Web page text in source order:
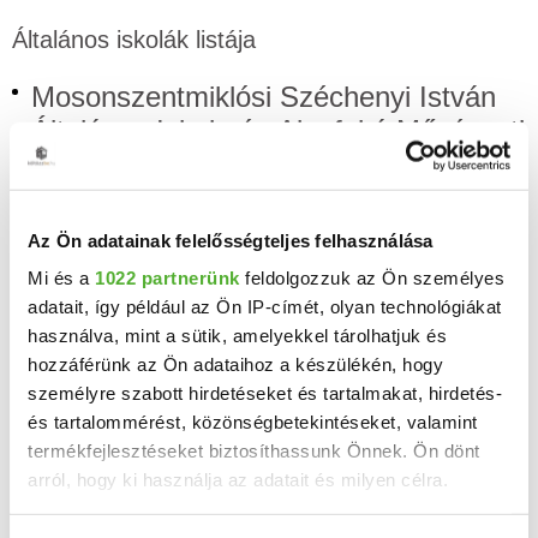
Az Ön adatainak felelősségteljes felhasználása
Mi és a 1022 partnerünk feldolgozzuk az Ön személyes
adatait, így például az Ön IP-címét, olyan technológiákat
használva, mint a sütik, amelyekkel tárolhatjuk és
hozzáférünk az Ön adataihoz a készülékén, hogy
személyre szabott hirdetéseket és tartalmakat, hirdetés-
és tartalommérést, közönségbetekintéseket, valamint
termékfejlesztéseket biztosíthassunk Önnek. Ön dönt
arról, hogy ki használja az adatait és milyen célra.
Általános iskolák listája
Mosonszentmiklósi Széchenyi István
Általános Iskola és Alapfokú Művészeti
Iskola
Demográfiai adatok
Mosonszentmiklós településen 1 152 férfi és 1 227 nő lakott
2011-ben, tehát összességében 2 379. 10 évvel korábban
még 2 507, azelőtt 10 évvel pedig 2 494 lakos élt a
településen. Mosonszentmiklós 2 379 lakosából 960 nős
vagy férjezett, 248 özvegy, 206 elvált és 650egyedülálló. A